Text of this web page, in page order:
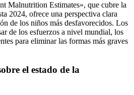
Malnutrition Estimates», que cubre la
2024, ofrece una perspectiva clara
de los niños más desfavorecidos. Los
de los esfuerzos a nivel mundial, los
para eliminar las formas más graves
el estado de la